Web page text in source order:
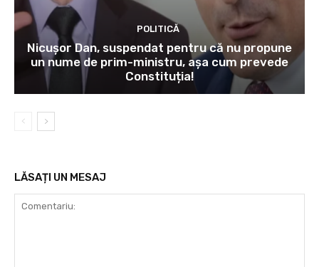
POLITICĂ
Nicușor Dan, suspendat pentru că nu propune
un nume de prim-ministru, așa cum prevede
Constituția!
LĂSAȚI UN MESAJ